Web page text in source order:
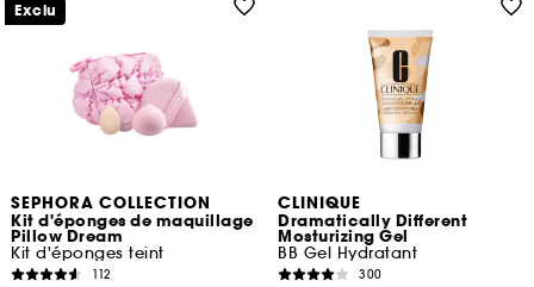
SEPHORA COLLECTION
Kit d'éponges de maquillage
Pillow Dream
Kit d'éponges teint
112
Exclu
CLINIQUE
Dramatically Different
Mosturizing Gel
BB Gel Hydratant
300